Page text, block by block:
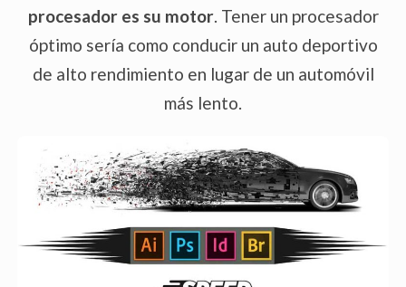
procesador es su motor. Tener un procesador
óptimo sería como conducir un auto deportivo
de alto rendimiento en lugar de un automóvil
más lento.